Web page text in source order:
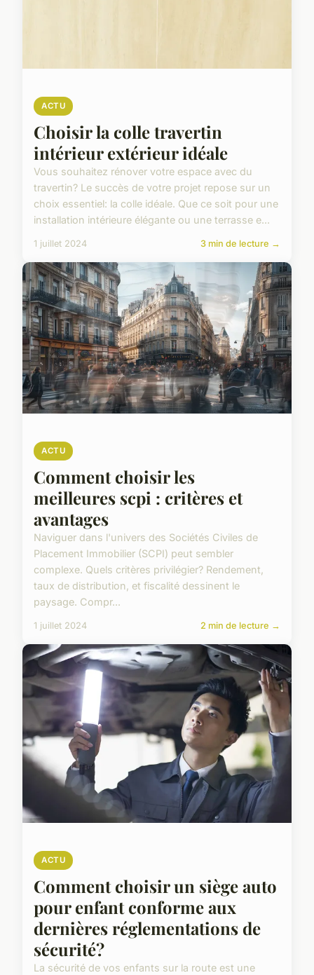
ACTU
Choisir la colle travertin
intérieur extérieur idéale
Vous souhaitez rénover votre espace avec du
travertin? Le succès de votre projet repose sur un
choix essentiel: la colle idéale. Que ce soit pour une
installation intérieure élégante ou une terrasse e...
1 juillet 2024 3 min de lecture →
ACTU
Comment choisir les
meilleures scpi : critères et
avantages
Naviguer dans l'univers des Sociétés Civiles de
Placement Immobilier (SCPI) peut sembler
complexe. Quels critères privilégier? Rendement,
taux de distribution, et fiscalité dessinent le
paysage. Compr...
1 juillet 2024 2 min de lecture →
ACTU
Comment choisir un siège auto
pour enfant conforme aux
dernières réglementations de
sécurité?
La sécurité de vos enfants sur la route est une